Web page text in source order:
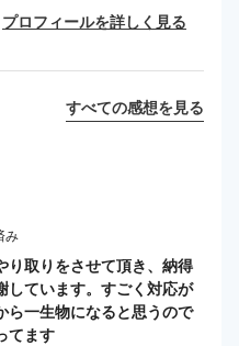
プロフィールを詳しく見る
すべての感想を見る
み
り取りをさせて頂き、納得
しています。すごく対応が
ら一生物になると思うので
てます